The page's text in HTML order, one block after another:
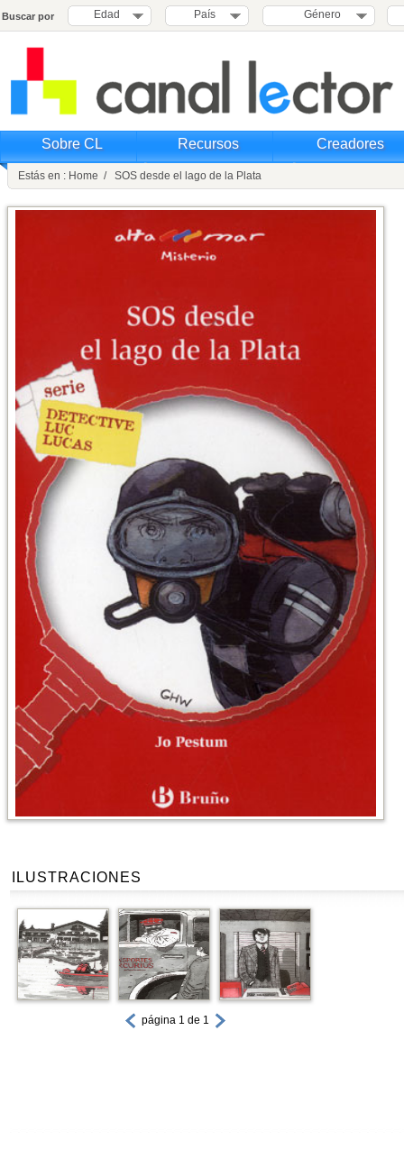
Buscar por Edad País Género
Sobre CL Recursos Creadores
Estás en : Home / SOS desde el lago de la Plata
ILUSTRACIONES
página 1 de 1